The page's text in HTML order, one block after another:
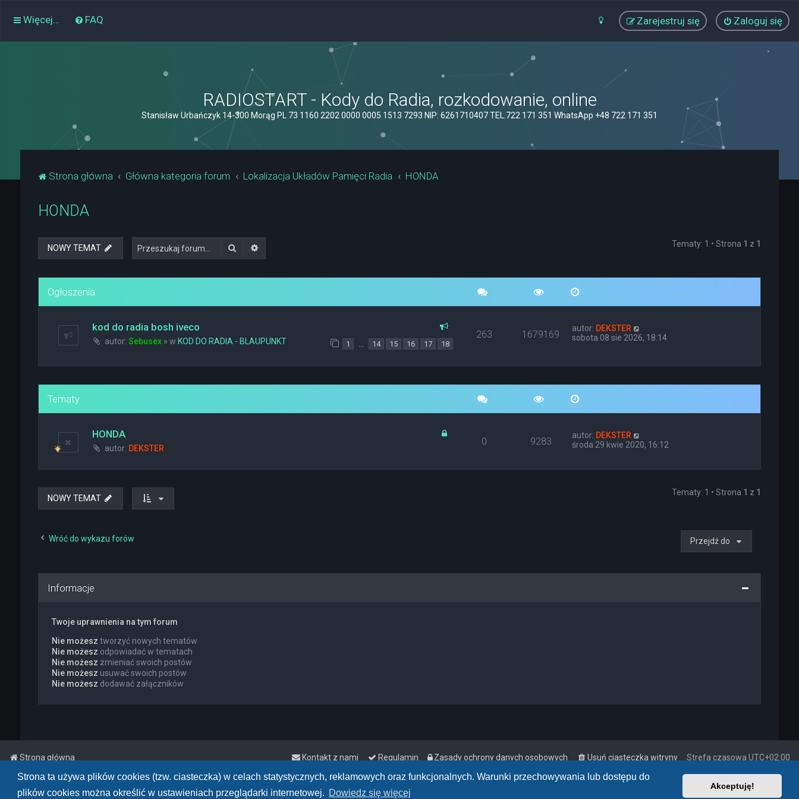
Strona ta używa plików cookies (tzw. ciasteczka) w celach statystycznych, reklamowych oraz funkcjonalnych. Warunki przechowywania lub dostępu do
plików cookies można określić w ustawieniach przeglądarki internetowej. Dowiedz się więcej
Akceptuję!
Więcej… FAQ Zaloguj się
Zarejestruj się
RADIOSTART - Kody do Radia, rozkodowanie, online
Stanisław Urbańczyk 14-300 Morąg PL 73 1160 2202 0000 0005 1513 7293 NIP: 6261710407 TEL.722 171 351 WhatsApp +48 722 171 351
Strona główna Główna kategoria forum Lokalizacja Układów Pamięci Radia HONDA
HONDA
NOWY TEMAT Szukaj Tematy: 1 • Strona 1 z 1
Ogłoszenia
kod do radia bosh iveco
autor: Sebusex » w KOD DO RADIA - BLAUPUNKT 1 … 14 15 16 17 18
263 1679169 autor: DEKSTER
sobota 08 sie 2026, 18:14
Tematy
HONDA
autor: DEKSTER
0 9283 autor: DEKSTER
środa 29 kwie 2020, 16:12
NOWY TEMAT
Tematy: 1 • Strona 1 z 1
Wróć do wykazu forów Przejdź do
Informacje
Twoje uprawnienia na tym forum
Nie możesz tworzyć nowych tematów
Nie możesz odpowiadać w tematach
Nie możesz zmieniać swoich postów
Nie możesz usuwać swoich postów
Nie możesz dodawać załączników
Strona główna Strefa czasowa UTC+02:00
Usuń ciasteczka witryny
Zasady ochrony danych osobowych
Regulamin
Kontakt z nami
Powered by phpBB • Design by
PlanetStyles